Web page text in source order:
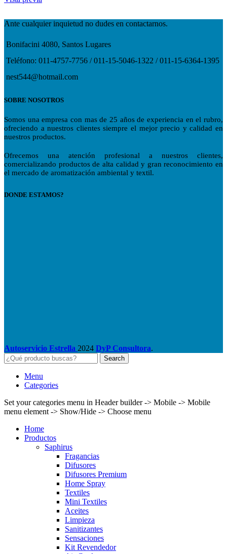
Ante cualquier inquietud no dudes en contactarnos.
Bonifacini 4080, Santos Lugares
Teléfono: 011-4757-7756 / 011-15-5046-1322 / 011-15-6364-1395
nest544@hotmail.com
SOBRE NOSOTROS
Somos una empresa con mas de 25 años de experiencia en el rubro,
ofreciendo a nuestros clientes siempre el mejor precio y calidad en
nuestros productos.
Ofrecemos una atención profesional a nuestros clientes,
comercializando productos de alta calidad y gran reconocimiento en
el mercado de aromatización ambiental y textil.
DONDE ESTAMOS?
Autoservicio Estrella 2024 DyP Consultora.
Search
Menu
Categories
Set your categories menu in Header builder -> Mobile -> Mobile
menu element -> Show/Hide -> Choose menu
Home
Productos
Saphirus
Fragancias
Difusores
Difusores Premium
Home Spray
Textiles
Mini Textiles
Aceites
Limpieza
Sanitizantes
Sensaciones
Kit Revendedor